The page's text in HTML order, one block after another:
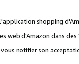
shopping
web d'Amazon dans
notifier son